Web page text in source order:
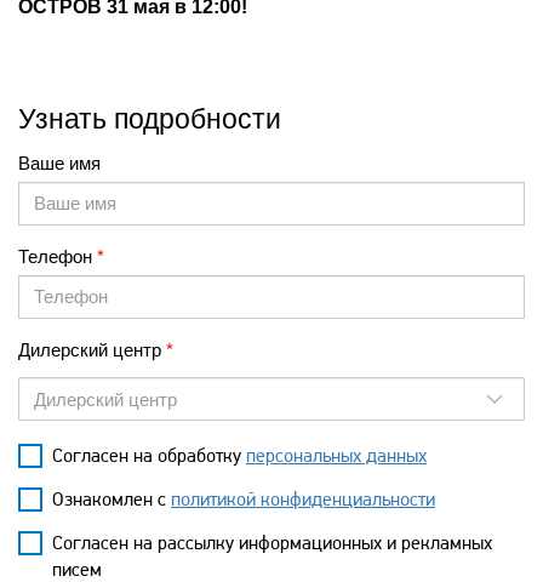
ОСТРОВ 31 мая в 12:00!
Узнать подробности
Ваше имя
Телефон
Дилерский центр
Дилерский центр
Согласен на обработку персональных данных
Ознакомлен с политикой конфиденциальности
Согласен на рассылку информационных и рекламных
писем